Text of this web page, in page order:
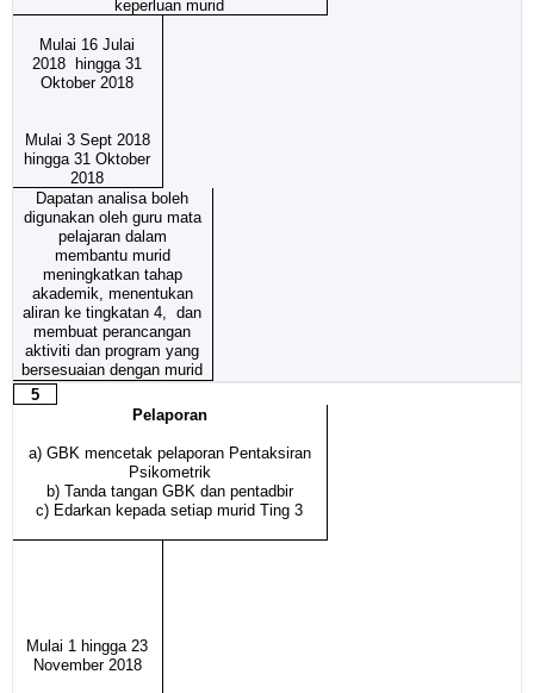
keperluan murid
Mulai 16 Julai
2018 hingga 31
Oktober 2018
Mulai 3 Sept 2018
hingga 31 Oktober
2018
Dapatan analisa boleh
digunakan oleh guru mata
pelajaran dalam
membantu murid
meningkatkan tahap
akademik, menentukan
aliran ke tingkatan 4, dan
membuat perancangan
aktiviti dan program yang
bersesuaian dengan murid
5
Pelaporan
a) GBK mencetak pelaporan Pentaksiran
Psikometrik
b) Tanda tangan GBK dan pentadbir
c) Edarkan kepada setiap murid Ting 3
Mulai 1 hingga 23
November 2018